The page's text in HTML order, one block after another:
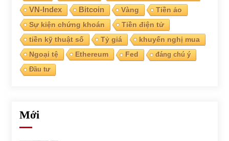
VN-Index Bitcoin Vàng
Tiền ảo
Sự kiện chứng khoán
Tiền điện tử
tiền kỹ thuật số
Tỷ giá
khuyến nghị mua
Ngoại tệ
Ethereum Fed
đáng chú ý
Đầu tư
Mới